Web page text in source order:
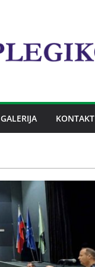
GALERIJA KONTAKT